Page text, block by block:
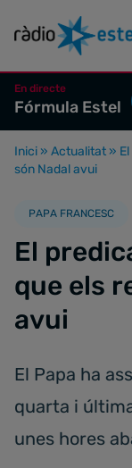
En directe
Fórmula Estel
Inici » Actualitat »
són Nadal avui
PAPA FRANCESC
El
que els
avui
El Papa ha
quarta i
unes hores